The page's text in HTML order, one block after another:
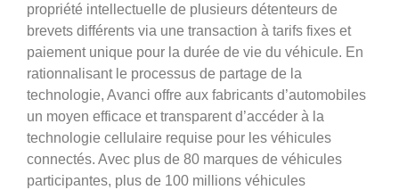
propriété intellectuelle de plusieurs détenteurs de
brevets différents via une transaction à tarifs fixes et
paiement unique pour la durée de vie du véhicule. En
rationnalisant le processus de partage de la
technologie, Avanci offre aux fabricants d’automobiles
un moyen efficace et transparent d’accéder à la
technologie cellulaire requise pour les véhicules
connectés. Avec plus de 80 marques de véhicules
participantes, plus de 100 millions véhicules